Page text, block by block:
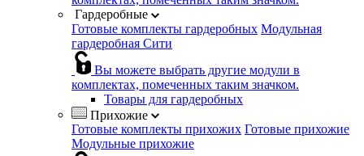
Гардеробные
Готовые комплекты гардеробных Модульная
гардеробная Сити
Вы можете выбрать другие модули в
комплектах, помеченных таким значком.
Товары для гардеробных
Прихожие
Готовые комплекты прихожих Готовые прихожие
Модульные прихожие